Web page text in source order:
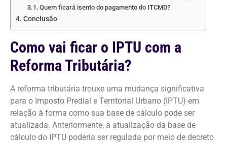
Quem ficará isento do pagamento do ITCMD?
Conclusão
Como vai ficar o IPTU com a
Reforma Tributária?
A reforma tributária trouxe uma mudança significativa
para o Imposto Predial e Territorial Urbano (IPTU) em
relação à forma como sua base de cálculo pode ser
atualizada. Anteriormente, a atualização da base de
cálculo do IPTU poderia ser regulada por meio de decreto